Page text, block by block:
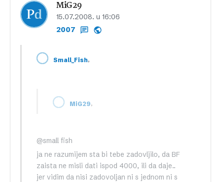
MiG29
15.07.2008. u 16:06
2007
Small_Fish,
MiG29,
@small fish
ja ne razumijem sta bi tebe zadovljilo, da BF
zaista ne misli dati ispod 4000, ili da daje..
jer vidim da nisi zadovoljan ni s jednom ni s